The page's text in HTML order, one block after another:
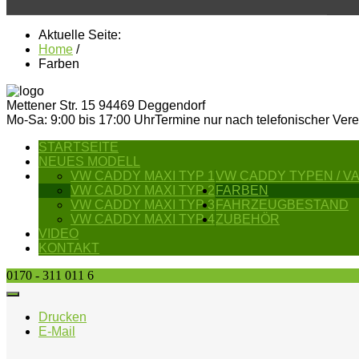
Aktuelle Seite:
Home /
Farben
Mettener Str. 15 94469 Deggendorf
Mo-Sa: 9:00 bis 17:00 UhrTermine nur nach telefonischer
STARTSEITE
NEUES MODELL
VW CADDY TYPEN /
VW CADDY MAXI TYP 1
VW CADDY MAXI TYP 2
VW CADDY MAXI TYP 3
VW CADDY MAXI TYP 4
FARBEN
FAHRZEUGBESTAND
ZUBEHÖR
VIDEO
KONTAKT
0170 - 311 011 6
Drucken
E-Mail